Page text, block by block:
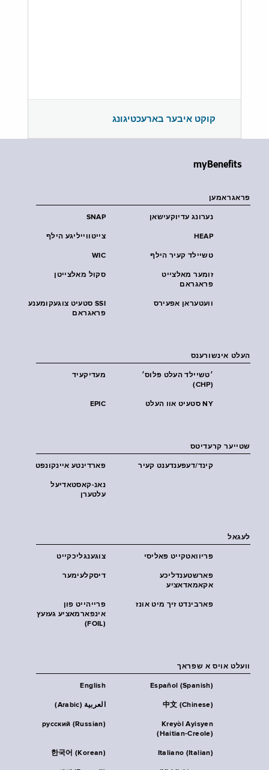
קוקט איבער בארעכטיגונג
myBenefits
פראגראמען
SNAP נערונג עדיוקעישאן
צייטווייליגע הילף HEAP
WIC טשיילד קעיר הילף
סקול מאלצייטן
זומער מאלצייט
פראגראם
SSI סטעיט צוגעקומענע
פראגראם
וועטעראן אפעירס
העלט אינשורענס
מעדיקעיד
׳טשיילד העלט פּלוס׳
(CHP)
EPIC NY סטעיט אוו העלט
שטייער קרעדיטס
פארדינטע איינקונפט קינד/דעפענדענט קעיר
נאנ-קאסטאדיעל
עלטערן
לעגאל
צוגענגליכקייט פּריוואטקייט פּאליסי
דיסקלעימער
פארשטענדליכע
אקאמאדאציע
פרייהייט פון
אינפארמאציע געזעץ
(FOIL)
פארבינדט זיך מיט אונז
וועלט אויס א שפראך
English Español (Spanish)
العربية (Arabic) 中文 (Chinese)
русский (Russian)
Kreyòl Ayisyen
(Haitian-Creole)
한국어 (Korean) Italiano (Italian)